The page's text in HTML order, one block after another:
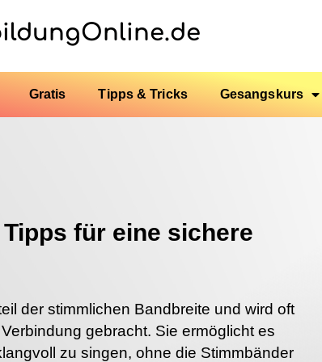
Gratis Tipps & Tricks Gesangskurs
für eine sichere
der stimmlichen Bandbreite und wird oft
gebracht. Sie ermöglicht es
zu singen, ohne die Stimmbänder